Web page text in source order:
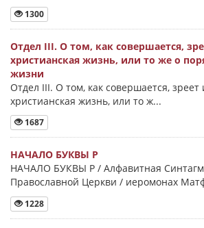
1300
Отдел III. О том, как совершается,
христианская жизнь, или то же о
жизни
Отдел III. О том, как совершается, зреет
христианская жизнь, или то ж...
1687
НАЧАЛО БУКВЫ Ρ
НАЧАЛО БУКВЫ Ρ / Алфавитная
Православной Церкви / иеромонах
1228